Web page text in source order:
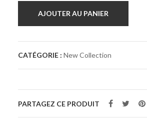
AJOUTER AU PANIER
CATÉGORIE : New Collection
PARTAGEZ CE PRODUIT